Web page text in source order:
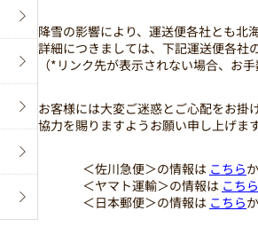
降雪の影響により、運送便各社とも北
詳細につきましては、下記運送便各社
（*リンク先が表示されない場合、お
お客様には大変ご迷惑とご心配をお掛
協力を賜りますようお願い申し上げます
＜佐川急便＞の情報は こちら
＜ヤマト運輸＞の情報は こちら
＜日本郵便＞の情報は こちら